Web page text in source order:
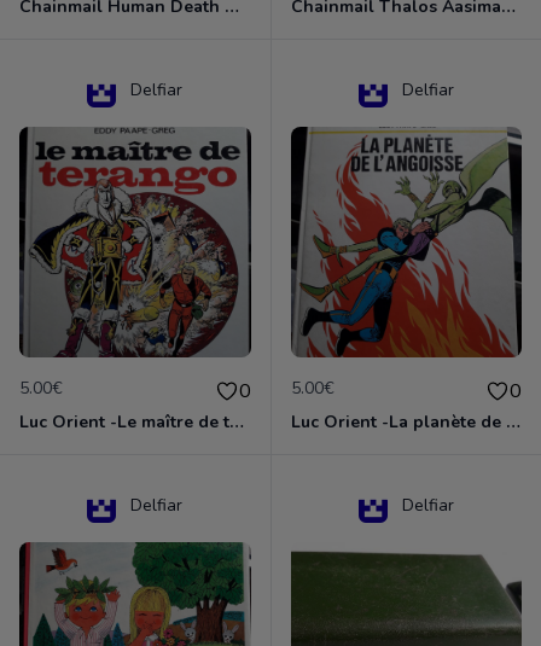
Chainmail Human Death Cleric Chainmail Thalos Aasimar Cleric
Delfiar
5.00€ 0
Luc Orient -Le maître de terango
Delfiar
5.00€ 0
Luc Orient -La planète de l'angoisse
Delfiar Delfiar